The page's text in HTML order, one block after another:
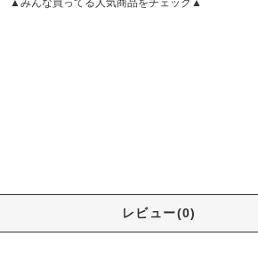
レビュー(0)